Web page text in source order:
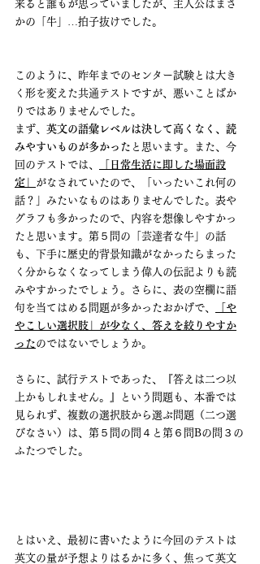
来ると誰もが思っていましたが、主人公はまさ
かの「牛」…拍子抜けでした。
このように、昨年までのセンター試験とは大き
く形を変えた共通テストですが、悪いことばか
りではありませんでした。
まず、 英文の語彙レベルは決して高くなく、読
みやすいものが多かった と思います。また、今
回のテストでは、
「日常生活に即した場面設
定」 がなされていたので、「いったいこれ何の
話？」みたいなものはありませんでした。表や
グラフも多かったので、内容を想像しやすかっ
たと思います。第５問の「芸達者な牛」の話
も、下手に歴史的背景知識がなかったらまった
く分からなくなってしまう偉人の伝記よりも読
みやすかったでしょう。さらに、表の空欄に語
句を当てはめる問題が多かったおかげで、
「や
やこしい選択肢」が少なく、答えを絞りやすか
ったのではないでしょうか。
さらに、試行テストであった、『答えは二つ以
上かもしれません。』という問題も、本番では
見られず、複数の選択肢から選ぶ問題（二つ選
びなさい）は、第５問の問４と第６問Bの問３の
ふたつでした。
とはいえ、最初に書いたように今回のテストは
英文の量が予想よりはるかに多く、焦って英文